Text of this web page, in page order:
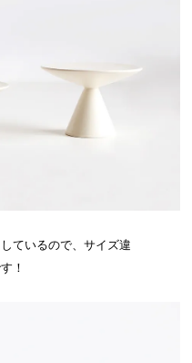
ているので、サイズ違
！